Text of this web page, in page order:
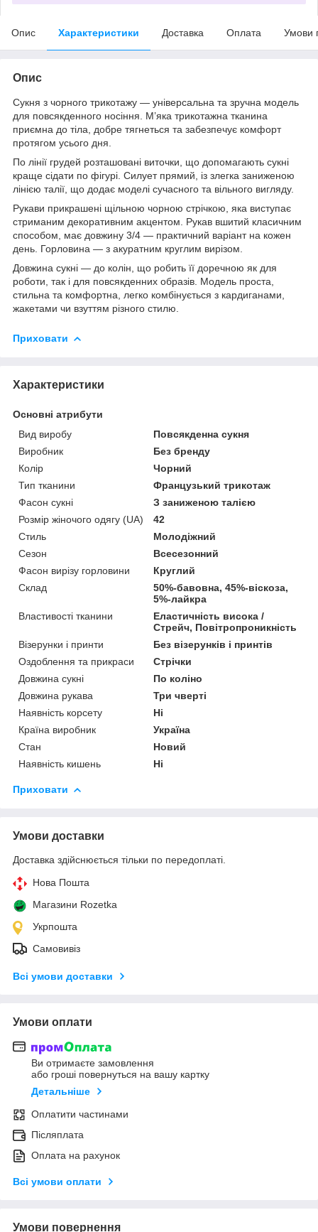
Опис Характеристики Доставка Оплата Умови
Опис
Сукня з чорного трикотажу — універсальна та зручна модель
для повсякденного носіння. М’яка трикотажна тканина
приємна до тіла, добре тягнеться та забезпечує комфорт
протягом усього дня.
По лінії грудей розташовані виточки, що допомагають сукні
краще сідати по фігурі. Силует прямий, із злегка заниженою
лінією талії, що додає моделі сучасного та вільного вигляду.
Рукави прикрашені щільною чорною стрічкою, яка виступає
стриманим декоративним акцентом. Рукав вшитий класичним
способом, має довжину 3/4 — практичний варіант на кожен
день. Горловина — з акуратним круглим вирізом.
Довжина сукні — до колін, що робить її доречною як для
роботи, так і для повсякденних образів. Модель проста,
стильна та комфортна, легко комбінується з кардиганами,
жакетами чи взуттям різного стилю.
Приховати
Характеристики
Основні атрибути
Вид виробу
Повсякденна сукня
Виробник
Без бренду
Колір
Чорний
Тип тканини
Французький трикотаж
Фасон сукні
З заниженою талією
Розмір жіночого одягу (UA)
42
Стиль
Молодіжний
Сезон
Всесезонний
Фасон вирізу горловини
Круглий
Склад
50%-бавовна, 45%-віскоза,
5%-лайкра
Властивості тканини
Еластичність висока /
Стрейч, Повітропроникність
Візерунки і принти
Без візерунків і принтів
Оздоблення та прикраси
Стрічки
Довжина сукні
По коліно
Довжина рукава
Три чверті
Наявність корсету
Ні
Країна виробник
Україна
Стан
Новий
Наявність кишень
Ні
Приховати
Умови доставки
Доставка здійснюється тільки по передоплаті.
Нова Пошта
Магазини Rozetka
Укрпошта
Самовивіз
Всі умови доставки
Умови оплати
Ви отримаєте замовлення
або гроші повернуться на вашу картку
Детальніше
Оплатити частинами
Післяплата
Оплата на рахунок
Всі умови оплати
Умови повернення